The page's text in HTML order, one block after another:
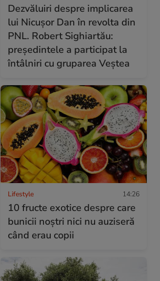
Dezvăluiri despre implicarea
lui Nicușor Dan în revolta din
PNL. Robert Sighiartău:
președintele a participat la
întâlniri cu gruparea Veștea
Lifestyle 14:26
10 fructe exotice despre care
bunicii noștri nici nu auziseră
când erau copii